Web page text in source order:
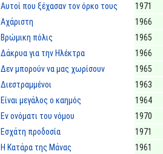
Αυτοί που ξέχασαν τον όρκο τους
1971
Αχάριστη
1966
Βρώμικη πόλις
1965
Δάκρυα για την Ηλέκτρα
1966
Δεν μπορούν να μας χωρίσουν
1965
Διεστραμμένοι
1963
Είναι μεγάλος ο καημός
1964
Εν ονόματι του νόμου
1970
Εσχάτη προδοσία
1971
Η Κατάρα της Μάνας
1961